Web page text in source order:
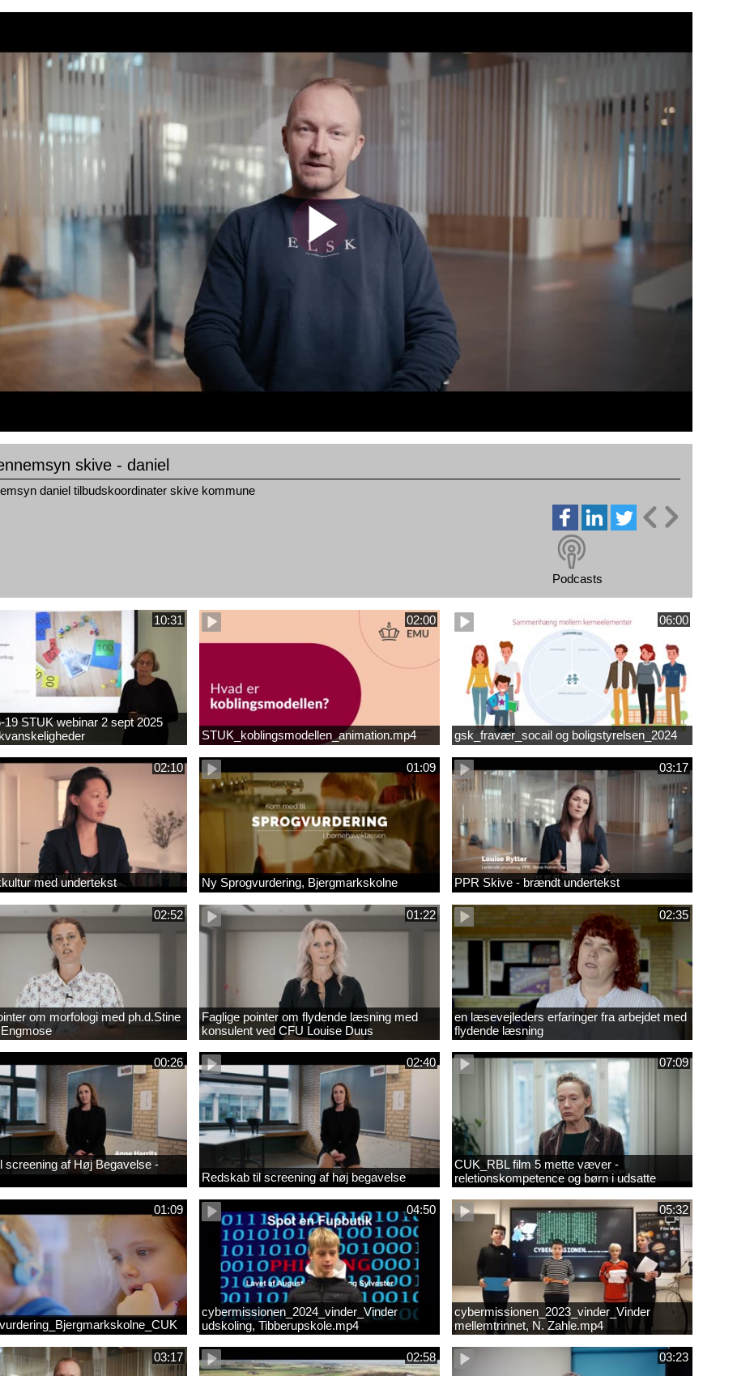
skive - daniel
daniel tilbudskoordinater skive kommune
Podcasts
10:31
19 STUK webinar 2 sept 2025
02:00
STUK_koblingsmodellen_animation.mp4
06:00
gsk_fravær_socail og boligstyrelsen_2024
02:10
med undertekst
01:09
Ny Sprogvurdering, Bjergmarkskolne
03:17
PPR Skive - brændt undertekst
02:52
om morfologi med ph.d.Stine
01:22
Faglige pointer om flydende læsning med
konsulent ved CFU Louise Duus
02:35
en læsevejleders erfaringer fra arbejdet med
flydende læsning
00:26
af Høj Begavelse -
02:40
Redskab til screening af høj begavelse
07:09
CUK_RBL film 5 mette væver -
reletionskompetence og børn i udsatte
positioner.
01:09
04:50
cybermissionen_2024_vinder_Vinder
udskoling, Tibberupskole.mp4
05:32
cybermissionen_2023_vinder_Vinder
mellemtrinnet, N. Zahle.mp4
03:17 02:58 03:23